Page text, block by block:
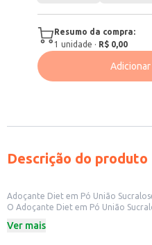
Resumo da compra:
1 unidade · R$ 0,00
Descrição do produto
Adoçante Diet em Pó União
O Adoçante Diet em Pó União
procura um produto com baixo
Ver mais